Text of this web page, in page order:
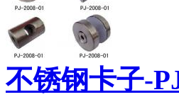
不锈钢卡子-